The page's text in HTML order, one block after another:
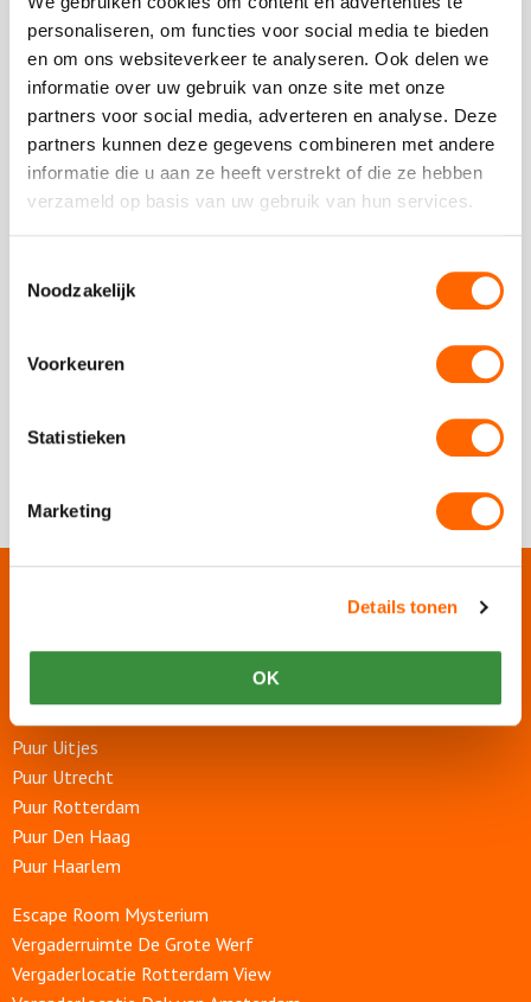
personaliseren, om functies voor social media te bieden
en om ons websiteverkeer te analyseren. Ook delen we
informatie over uw gebruik van onze site met onze
partners voor social media, adverteren en analyse. Deze
partners kunnen deze gegevens combineren met andere
informatie die u aan ze heeft verstrekt of die ze hebben
verzameld op basis van uw gebruik van hun services.
Noodzakelijk
Voorkeuren
Statistieken
Marketing
Details tonen
OK
Geplaatst op 23 december 2024
Als je ooit hebt gedacht: “ik zou willen dat ik net zo
moeiteloos mooie landschappen kon schilderen als Bob
Ross,” ...
Read
more
Amsterdam is een paradijs voor fijnproevers en bij Puur*
doen juichen. Of je ...
more
Puur Feesten
Puur Uitjes
Puur Utrecht
Puur Rotterdam
Puur Den Haag
Puur Haarlem
Escape Room Mysterium
Vergaderruimte De Grote Werf
Vergaderlocatie Rotterdam View